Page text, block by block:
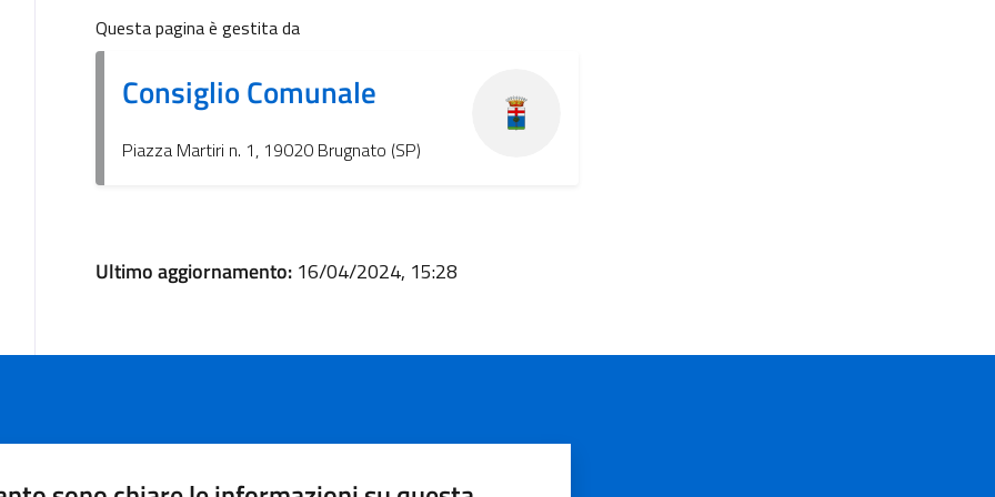
Questa pagina è gestita da
Consiglio Comunale
Piazza Martiri n. 1, 19020 Brugnato (SP)
Ultimo aggiornamento: 16/04/2024, 15:28